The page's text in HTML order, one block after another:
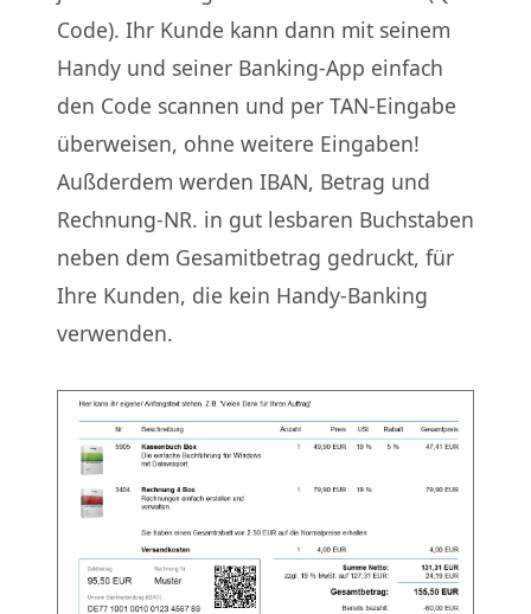
Code). Ihr Kunde kann dann mit seinem
Handy und seiner Banking-App einfach
den Code scannen und per TAN-Eingabe
überweisen, ohne weitere Eingaben!
Außderdem werden IBAN, Betrag und
Rechnung-NR. in gut lesbaren Buchstaben
neben dem Gesamitbetrag gedruckt, für
Ihre Kunden, die kein Handy-Banking
verwenden.